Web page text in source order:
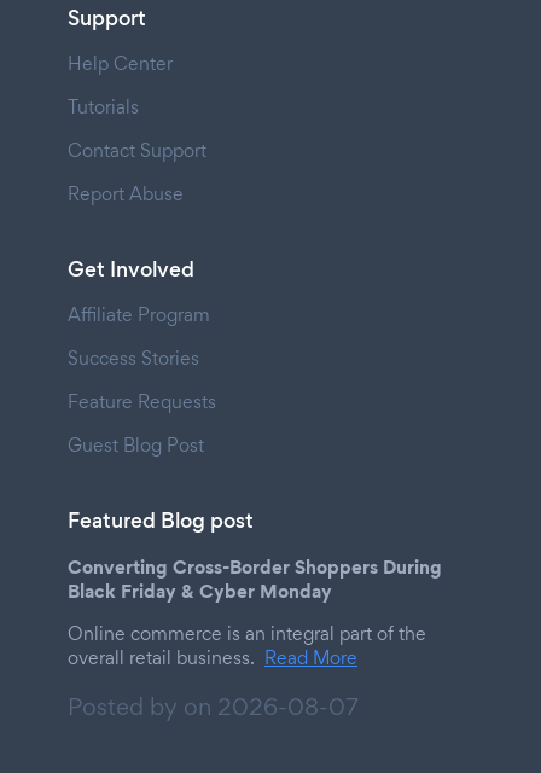
Support
Help Center
Tutorials
Contact Support
Report Abuse
Get Involved
Affiliate Program
Success Stories
Feature Requests
Guest Blog Post
Featured Blog post
Converting Cross-Border Shoppers During
Black Friday & Cyber Monday
Online commerce is an integral part of the
overall retail business. Read More
Posted by on 2026-08-07